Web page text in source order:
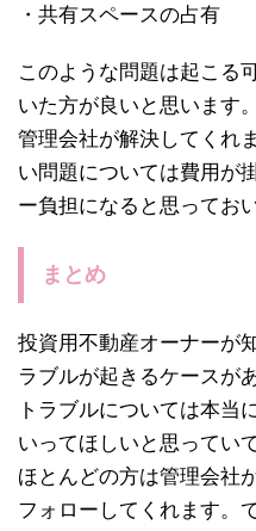
・共有スペースの占有
このような問題は起こる
いた方が良いと思います
管理会社が解決してくれ
い問題については費用が
ー負担になると思ってお
まとめ
投資用不動産オーナーが
ラブルが起きるケースが
トラブルについては本当
いってほしいと思ってい
ほとんどの方は管理会社
フォローしてくれます。